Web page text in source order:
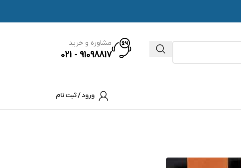
مشاوره و خرید
91098817 - 021
ورود / ثبت نام